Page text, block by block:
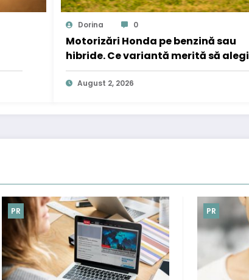
Dorina 0
Motorizări Honda pe benzină sau
hibride. Ce variantă merită să alegi
August 2, 2026
PR